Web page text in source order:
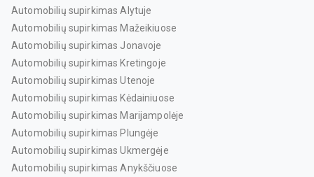
Automobilių supirkimas Alytuje
Automobilių supirkimas Mažeikiuose
Automobilių supirkimas Jonavoje
Automobilių supirkimas Kretingoje
Automobilių supirkimas Utenoje
Automobilių supirkimas Kėdainiuose
Automobilių supirkimas Marijampolėje
Automobilių supirkimas Plungėje
Automobilių supirkimas Ukmergėje
Automobilių supirkimas Anykščiuose